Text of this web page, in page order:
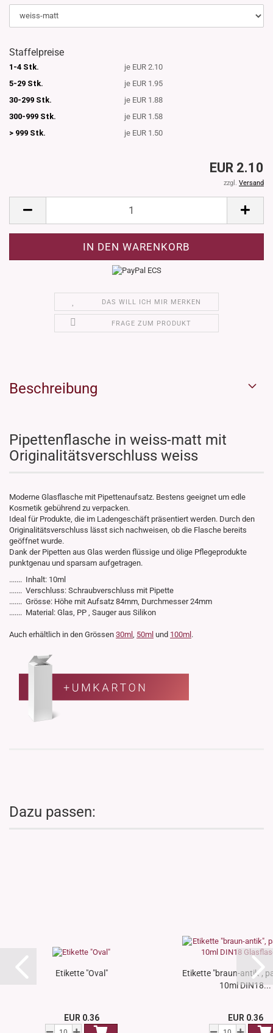
Staffelpreise
1-4 Stk.
je EUR 2.10
5-29 Stk.
je EUR 1.95
30-299 Stk.
je EUR 1.88
300-999 Stk.
je EUR 1.58
> 999 Stk.
je EUR 1.50
EUR 2.10
zzgl. Versand
DAS WILL ICH MIR MERKEN
FRAGE ZUM PRODUKT
Beschreibung
Pipettenflasche in weiss-matt mit
Originalitätsverschluss weiss
Moderne Glasflasche mit Pipettenaufsatz. Bestens geeignet um edle
Kosmetik gebührend zu verpacken.
Ideal für Produkte, die im Ladengeschäft präsentiert werden. Durch den
Originalitätsverschluss lässt sich nachweisen, ob die Flasche bereits
geöffnet wurde.
Dank der Pipetten aus Glas werden flüssige und ölige Pflegeprodukte
punktgenau und sparsam aufgetragen.
....... Inhalt: 10ml
....... Verschluss: Schraubverschluss mit Pipette
....... Grösse: Höhe mit Aufsatz 84mm, Durchmesser 24mm
....... Material: Glas, PP , Sauger aus Silikon
Auch erhältlich in den Grössen 30ml , 50ml und 100ml .
Dazu passen:
Etikette "Oval"
EUR 0.36
Etikette "braun-antik",
10ml DIN18...
EUR 0.36